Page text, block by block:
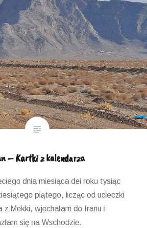
– Kartki z kalendarza
dnia miesiąca dei roku tysiąc
piątego, licząc od ucieczki
z Mekki, wjechałam do Iranu i
się na Wschodzie.